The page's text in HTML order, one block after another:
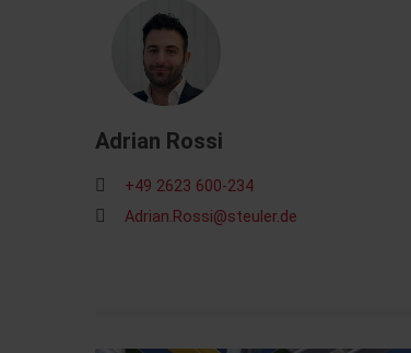
Adrian Rossi
+49 2623 600-234
Adrian.Rossi@steuler.de